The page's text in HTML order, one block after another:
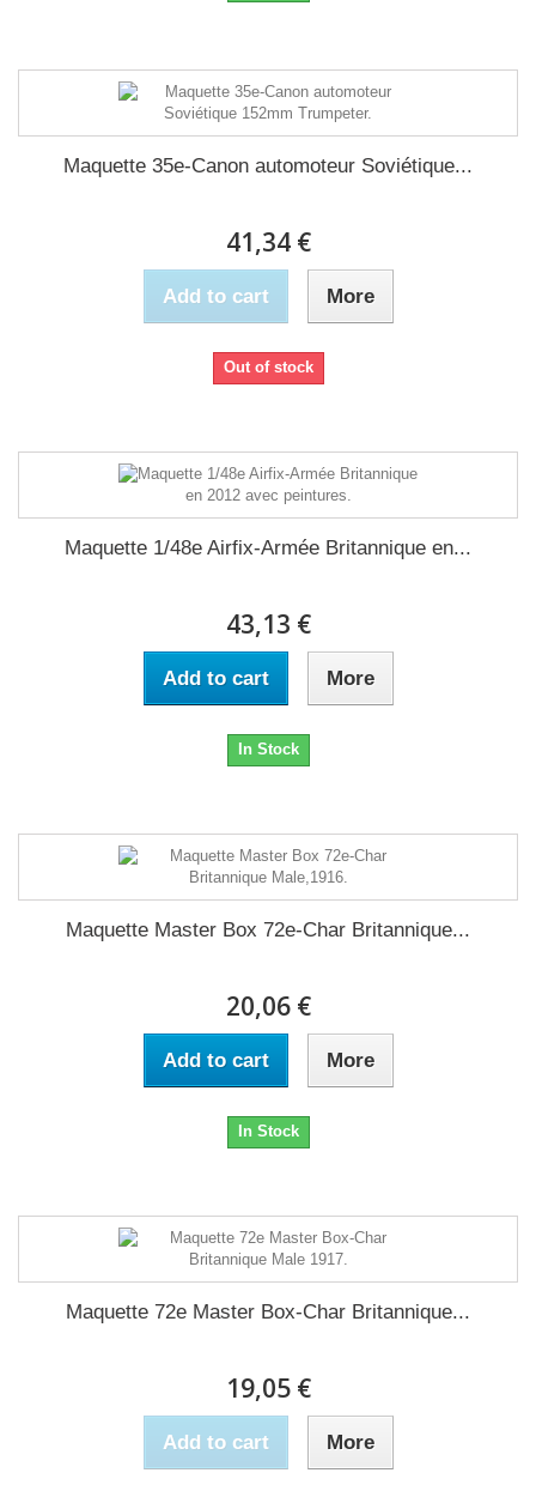
Maquette 35e-Canon automoteur Soviétique...
41,34 €
Add to cart More
Out of stock
Maquette 1/48e Airfix-Armée Britannique en...
43,13 €
Add to cart More
In Stock
Maquette Master Box 72e-Char Britannique...
20,06 €
Add to cart More
In Stock
Maquette 72e Master Box-Char Britannique...
19,05 €
Add to cart More